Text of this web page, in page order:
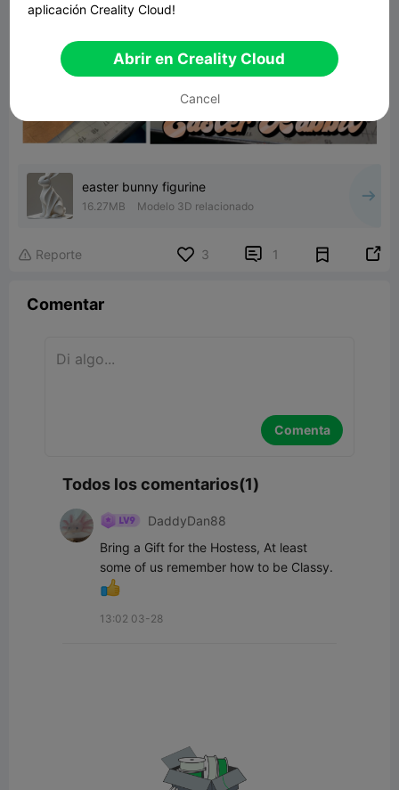
easter bunny figurine
16.27MB Modelo 3D relacionado
 Reporte 3  1 
Comentar
Comenta
Todos los comentarios(1)
DaddyDan88
Bring a Gift for the Hostess, At least
13:02 03-28
aplicación Creality Cloud!
Abrir en Creality Cloud
Cancel